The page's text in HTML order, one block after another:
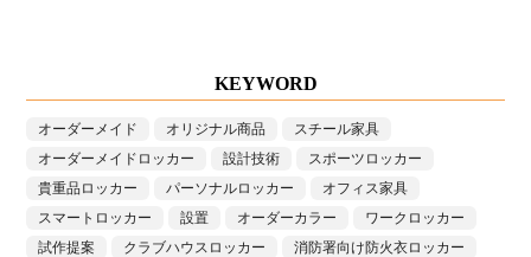
KEYWORD
オーダーメイド オリジナル商品
スチール家具
オーダーメイドロッカー
設計技術
スポーツロッカー
貴重品ロッカー
パーソナルロッカー
オフィス家具
スマートロッカー
設置 オーダーカラー
ワークロッカー
試作提案
クラブハウスロッカー
消防署向け防火衣ロッカー